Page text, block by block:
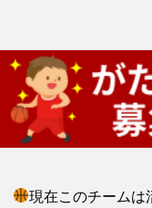
現在このチームは